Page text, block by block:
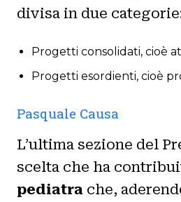
divisa in due
Progetti consolidati, cioè
Progetti esordienti, cioè
Pasquale Causa
L’ultima sezione del
scelta che ha
pediatra che,